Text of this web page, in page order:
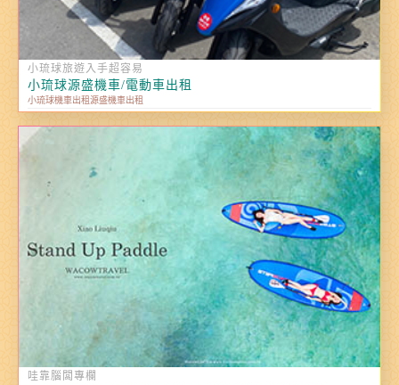
小琉球旅遊入手超容易
小琉球源盛機車/電動車出租
小琉球機車出租源盛機車出租
哇靠腦闆專欄